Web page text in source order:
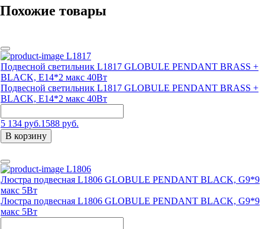
Похожие товары
L1817
Подвесной светильник L1817 GLOBULE PENDANT BRASS +
BLACK, Е14*2 макс 40Вт
Подвесной светильник L1817 GLOBULE PENDANT BRASS +
BLACK, Е14*2 макс 40Вт
5 134 руб.1588 руб.
В корзину
L1806
Люстра подвесная L1806 GLOBULE PENDANT BLACK, G9*9
макс 5Вт
Люстра подвесная L1806 GLOBULE PENDANT BLACK, G9*9
макс 5Вт